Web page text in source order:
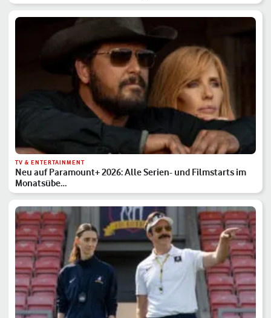
TV & ENTERTAINMENT
Neu auf Paramount+ 2026: Alle Serien- und Filmstarts im
Monatsübe…